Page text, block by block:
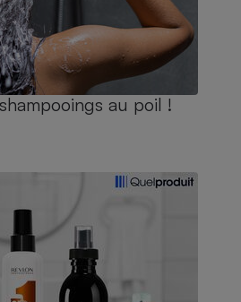
au poil !